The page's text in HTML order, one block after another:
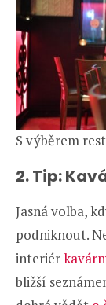
S výběrem
2. Tip:
Jasná volba,
podniknout.
interiér
bližší